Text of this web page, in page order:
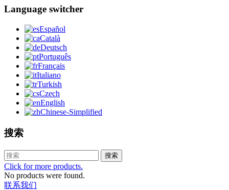
Language switcher
Español
Català
Deutsch
Português
Français
Italiano
Turkish
Czech
English
Chinese-Simplified
搜索
搜索
Click for more products.
No products were found.
联系我们